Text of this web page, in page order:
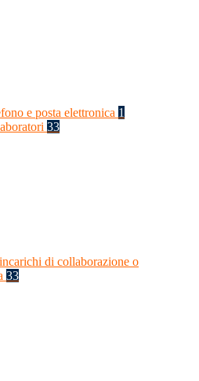
e posta elettronica 1
33
di collaborazione o
33